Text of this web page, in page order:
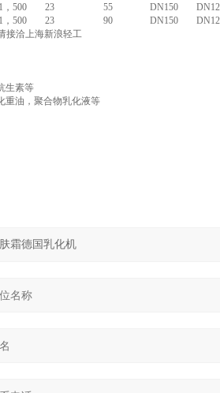
1，500 23 55 DN150
1，500 23 90 DN150
接洽上海新浪轻工
生素等
重油，聚合物乳化液等